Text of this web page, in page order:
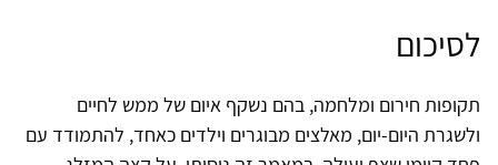
לסיכום
תקופות חירום ומלחמה, בהם נשקף איום של ממש לחיים
ולשגרת היום-יום, מאלצים מבוגרים וילדים כאחד, להתמודד עם